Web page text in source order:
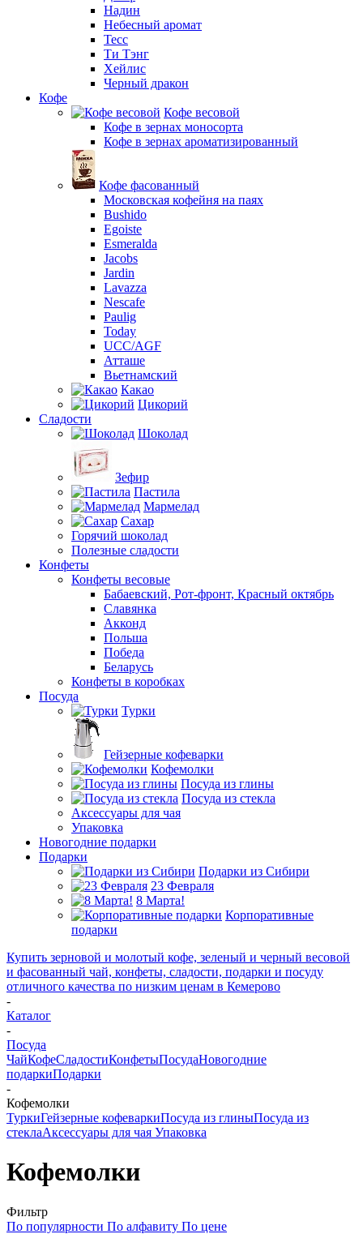
Надин
Небесный аромат
Тесс
Ти Тэнг
Хейлис
Черный дракон
Кофе
Кофе весовой
Кофе в зернах моносорта
Кофе в зернах ароматизированный
Кофе фасованный
Московская кофейня на паях
Bushido
Egoiste
Esmeralda
Jacobs
Jardin
Lavazza
Nescafe
Paulig
Today
UCC/AGF
Атташе
Вьетнамский
Какао
Цикорий
Сладости
Шоколад
Зефир
Пастила
Мармелад
Сахар
Горячий шоколад
Полезные сладости
Конфеты
Конфеты весовые
Бабаевский, Рот-фронт, Красный октябрь
Славянка
Акконд
Польша
Победа
Беларусь
Конфеты в коробках
Посуда
Турки
Гейзерные кофеварки
Кофемолки
Посуда из глины
Посуда из стекла
Аксессуары для чая
Упаковка
Новогодние подарки
Подарки
Подарки из Сибири
23 Февраля
8 Марта!
Корпоративные
подарки
Купить зерновой и молотый кофе, зеленый и черный весовой
и фасованный чай, конфеты, сладости, подарки и посуду
отличного качества по низким ценам в Кемерово
-
Каталог
-
Посуда
ЧайКофеСладостиКонфетыПосудаНовогодние
подаркиПодарки
-
Кофемолки
ТуркиГейзерные кофеваркиПосуда из глиныПосуда из
стеклаАксессуары для чая Упаковка
Кофемолки
Фильтр
По популярности По алфавиту По цене